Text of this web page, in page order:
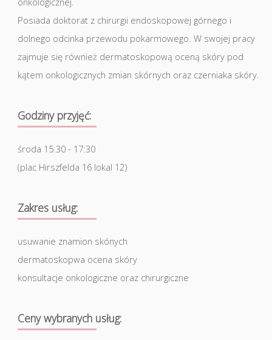
Posiada doktorat z chirurgii endoskopowej górnego i
dolnego odcinka przewodu pokarmowego. W swojej pracy
zajmuje się również dermatoskopową oceną skóry pod
kątem onkologicznych zmian skórnych oraz czerniaka skóry.
Godziny przyjęć:
środa 15:30 - 17:30
(plac Hirszfelda 16 lokal 12)
Zakres usług:
usuwanie znamion skónych
dermatoskopwa ocena skóry
konsultacje onkologiczne oraz chirurgiczne
Ceny wybranych usług: